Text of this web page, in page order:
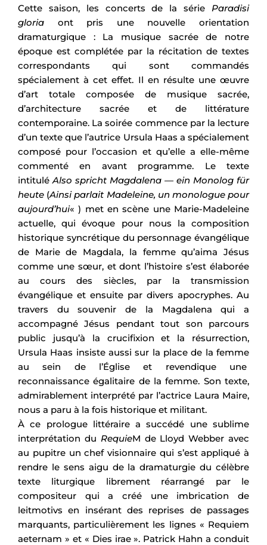
Cette saison, les concerts de la série Paradisi
gloria ont pris une nouvelle orientation
dramaturgique : La musique sacrée de notre
époque est complétée par la récitation de textes
correspondants qui sont commandés
spécialement à cet effet. Il en résulte une œuvre
d’art totale composée de musique sacrée,
d’architecture sacrée et de littérature
contemporaine. La soirée commence par la lecture
d’un texte que l’autrice Ursula Haas a spécialement
composé pour l’occasion et qu’elle a elle-même
commenté en avant programme. Le texte
intitulé Also spricht Magdalena — ein Monolog für
heute (Ainsi parlait Madeleine, un monologue pour
aujourd’hui« ) met en scène une Marie-Madeleine
actuelle, qui évoque pour nous la composition
historique syncrétique du personnage évangélique
de Marie de Magdala, la femme qu’aima Jésus
comme une sœur, et dont l’histoire s’est élaborée
au cours des siècles, par la transmission
évangélique et ensuite par divers apocryphes. Au
travers du souvenir de la Magdalena qui a
accompagné Jésus pendant tout son parcours
public jusqu’à la crucifixion et la résurrection,
Ursula Haas insiste aussi sur la place de la femme
au sein de l’Église et revendique une
reconnaissance égalitaire de la femme. Son texte,
admirablement interprété par l’actrice Laura Maire,
nous a paru à la fois historique et militant.
À ce prologue littéraire a succédé une sublime
interprétation du RequieM de Lloyd Webber avec
au pupitre un chef visionnaire qui s’est appliqué à
rendre le sens aigu de la dramaturgie du célèbre
texte liturgique librement réarrangé par le
compositeur qui a créé une imbrication de
leitmotivs en insérant des reprises de passages
marquants, particulièrement les lignes « Requiem
aeternam » et « Dies irae ». Patrick Hahn a conduit